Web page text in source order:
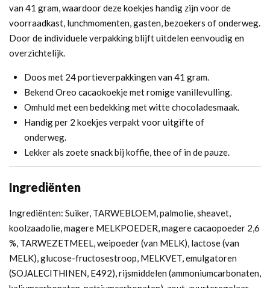
van 41 gram, waardoor deze koekjes handig zijn voor de
voorraadkast, lunchmomenten, gasten, bezoekers of onderweg.
Door de individuele verpakking blijft uitdelen eenvoudig en
overzichtelijk.
Doos met 24 portieverpakkingen van 41 gram.
Bekend Oreo cacaokoekje met romige vanillevulling.
Omhuld met een bedekking met witte chocoladesmaak.
Handig per 2 koekjes verpakt voor uitgifte of
onderweg.
Lekker als zoete snack bij koffie, thee of in de pauze.
Ingrediënten
Ingrediënten: Suiker, TARWEBLOEM, palmolie, sheavet,
koolzaadolie, magere MELKPOEDER, magere cacaopoeder 2,6
%, TARWEZETMEEL, weipoeder (van MELK), lactose (van
MELK), glucose-fructosestroop, MELKVET, emulgatoren
(SOJALECITHINEN, E492), rijsmiddelen (ammoniumcarbonaten,